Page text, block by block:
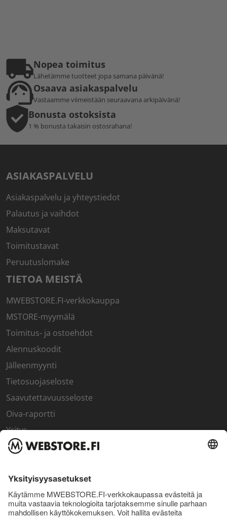
Nopea toimitus
Lähetämme tuotteet jopa samana päivänä!
Osaava asiakaspalvelu
Vastaamme viimeistään seuraavana arkipäivänä!
Bonusta ostoksista
1 % bonusta takaisin ostosrahana!
ASIAKASPALVELU
Asiakaspalvelu ja yhteystiedot
Palautus ja vaihdot
Maksutavat
Toimitustavat
Peruutuslomake
TIETOA MEISTÄ
MWEBSTORE.FI-verkkokauppa
MSTORE-myymälä
Toimitus- ja ostoehdot
Alennuskoodit
Jälleenmyynti
Tietosuojaseloste
Saavutettavuusseloste
Oiva-raportti
Yritys
SISÄPIIRI
Sisäpiirin bonusohjelma
Uutiskirje